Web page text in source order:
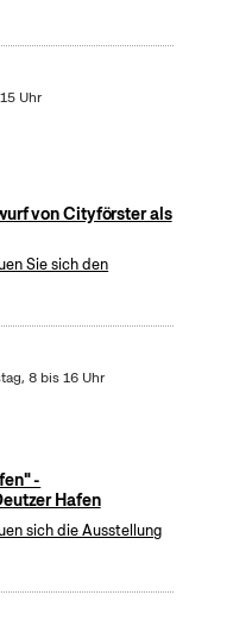
Uhr
von Cityförster als
Sie sich den
8 bis 16 Uhr
-
Hafen
sich die Ausstellung